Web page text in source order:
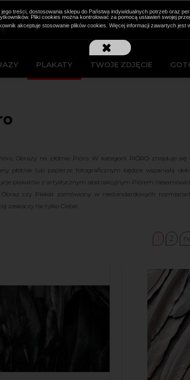
PLAKATY TWOJE ZDJĘCIE
Obrazy na płótnie Pióro. W kategorii PIÓRO znajduje
płótnie lub papierze fotograficznym będzie wspaniałą
plakatów z artystycznym abstrakcyjnym Piórem
czy Plakat zamówiony w niestandardowych
zaskoczy nie tylko Ciebie.
1 2
treści, dostosowania sklepu do Państwa indywidualnych potrzeb oraz
Pliki cookies można kontrolować za pomocą ustawień swojej
akceptuje stosowanie plików cookies. Więcej informacji zawartych jest